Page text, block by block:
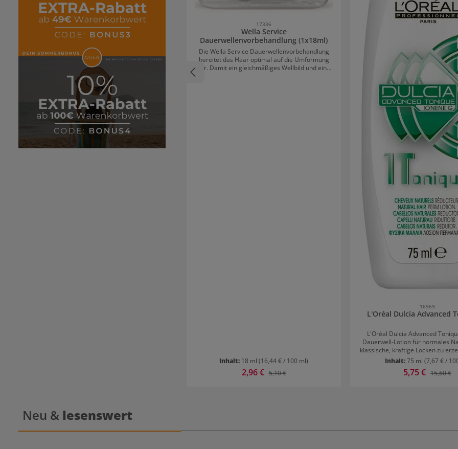
17336
Wella Service
Dauerwellenvorbehandlung (1x18ml)
Die Wella Service Dauerwellenvorbehandlung
bereitet das Haar optimal auf die Umformung
vor. Damit ein gleichmäßiges Wellbild und eine
Inhalt: 18 ml (16,44 € / 100 ml)
Verkaufspreis:
2,96 € Regulärer Preis:
5,10 €
16969
L'Oréal Dulcia Advanced
L'Oréal Dulcia Advanced
Dauerwell-Lotion für normales
klassische, kräftige Locken zu
G sorgen für Stärke, Elastizität
Haar wird durch
geschonkt und die Haarfaser
Inhalt:75 ml (7,67 € /
Verkaufspreis:
5,75 € Regulärer
15,60 €
Neu & lesenswert